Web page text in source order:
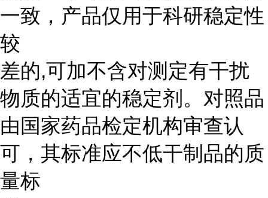
一致，产品仅用于科研稳定性
较
差的,可加不含对测定有干扰
物质的适宜的稳定剂。对照品
由国家药品检定机构审查认
可，其标准应不低干制品的质
量标